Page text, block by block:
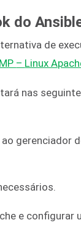
do
de
– Linux
nas
gerenciador
e configurar